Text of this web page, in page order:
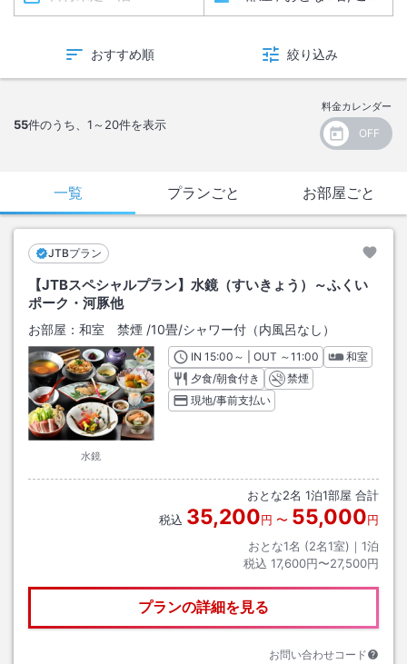
おすすめ順 絞り込み
55件のうち、 1～20件を表示
料金カレンダー
一覧 プランごと お部屋ごと
JTBプラン
【JTBスペシャルプラン】水鏡（すいきょう）～ふくい
ポーク・河豚他
お部屋： 和室 禁煙 /10畳/シャワー付（内風呂なし）
水鏡
INチェックイン
15:00 ～ | OUT チェックアウト
～11:00
和室
夕食/朝食付き
禁煙
現地/事前支払い
おとな2名 1泊1部屋 合計
税込 35,200円 〜 55,000円
おとな1名 (2名1室)｜ 1泊
税込 17,600円〜27,500円
プランの詳細を見る
お問い合わせコード